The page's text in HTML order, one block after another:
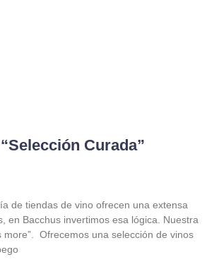
Curada”
de tiendas de vino ofrecen una extensa
en Bacchus invertimos esa lógica. Nuestra
more”. Ofrecemos una selección de vinos